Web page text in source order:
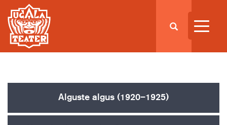
Alguste algus (1920–1925)